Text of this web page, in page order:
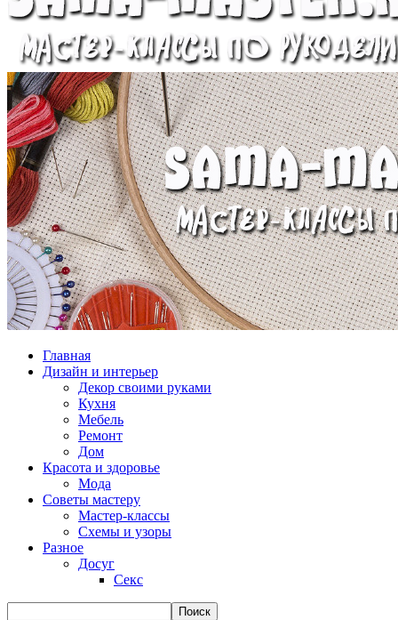
Главная
Дизайн и интерьер
Декор своими руками
Кухня
Мебель
Ремонт
Дом
Красота и здоровье
Мода
Советы мастеру
Мастер-классы
Схемы и узоры
Разное
Досуг
Секс